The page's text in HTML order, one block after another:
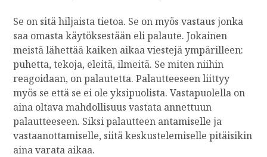
Se on sitä hiljaista tietoa. Se on myös vastaus jonka
saa omasta käytöksestään eli palaute. Jokainen
meistä lähettää kaiken aikaa viestejä ympärilleen:
puhetta, tekoja, eleitä, ilmeitä. Se miten niihin
reagoidaan, on palautetta. Palautteeseen liittyy
myös se että se ei ole yksipuolista. Vastapuolella on
aina oltava mahdollisuus vastata annettuun
palautteeseen. Siksi palautteen antamiselle ja
vastaanottamiselle, siitä keskustelemiselle pitäisikin
aina varata aikaa.